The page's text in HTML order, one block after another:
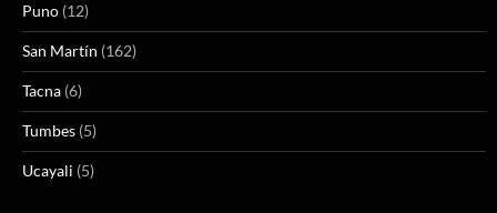
Puno (12)
San Martín (162)
Tacna (6)
Tumbes (5)
Ucayali (5)